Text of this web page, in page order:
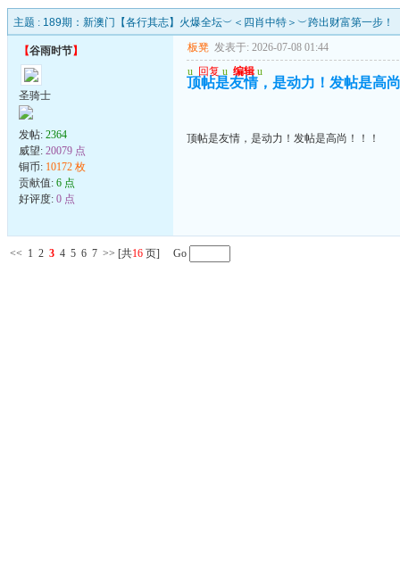
主题 : 189期：新澳门【各行其志】火爆全坛︶＜四肖中特＞︶跨出财富第一步！
【谷雨时节】
圣骑士
发帖: 2364
威望: 20079 点
铜币: 10172 枚
贡献值: 6 点
好评度: 0 点
板凳 发表于: 2026-07-08 01:44
u 回复 u 编辑 u
顶帖是友情，是动力！发帖是高
顶帖是友情，是动力！发帖是高尚！！！
<< 1 2 3 4 5 6 7 >> [共16 页] Go